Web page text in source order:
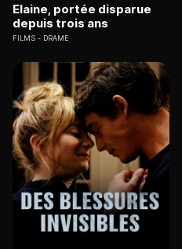
Elaine, portée disparue
depuis trois ans
FILMS DRAME